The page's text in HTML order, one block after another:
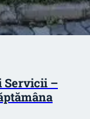
Servicii –